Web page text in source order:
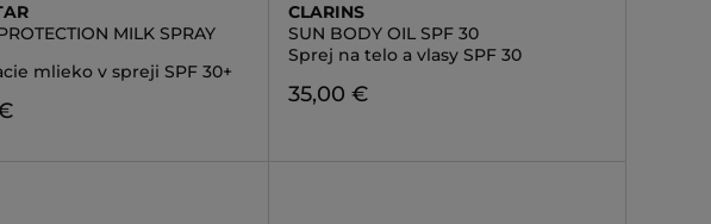
MILK SPRAY
mlieko v spreji SPF 30+
CLARINS
SUN BODY OIL SPF 30
Sprej na telo a vlasy SPF 30
35,00 €